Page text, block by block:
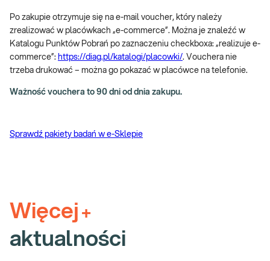
Po zakupie otrzymuje się na e-mail voucher, który należy
zrealizować w placówkach „e-commerce”. Można je znaleźć w
Katalogu Punktów Pobrań po zaznaczeniu checkboxa: „realizuje e-
commerce”: https://diag.pl/katalogi/placowki/. Vouchera nie
trzeba drukować – można go pokazać w placówce na telefonie.
Ważność vouchera to 90 dni od dnia zakupu.
Sprawdź pakiety badań w e-Sklepie
Więcej +
aktualności